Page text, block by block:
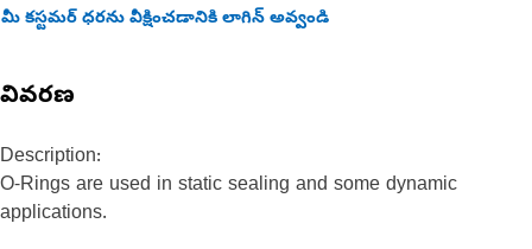
మీ కస్టమర్ ధరను వీక్షించడానికి లాగిన్ అవ్వండి
వివరణ
Description:
O-Rings are used in static sealing and some dynamic
applications.